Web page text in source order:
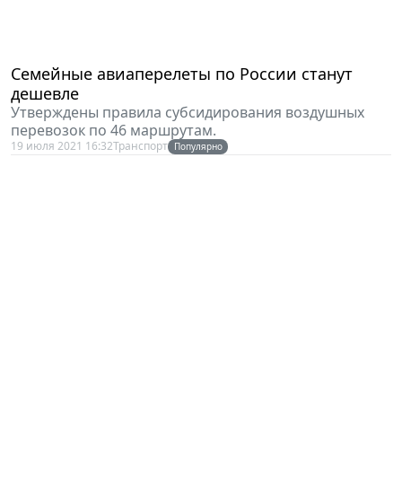
Семейные авиаперелеты по России станут
дешевле
Утверждены правила субсидирования воздушных
перевозок по 46 маршрутам.
19 июля 2021 16:32Транспорт Популярно